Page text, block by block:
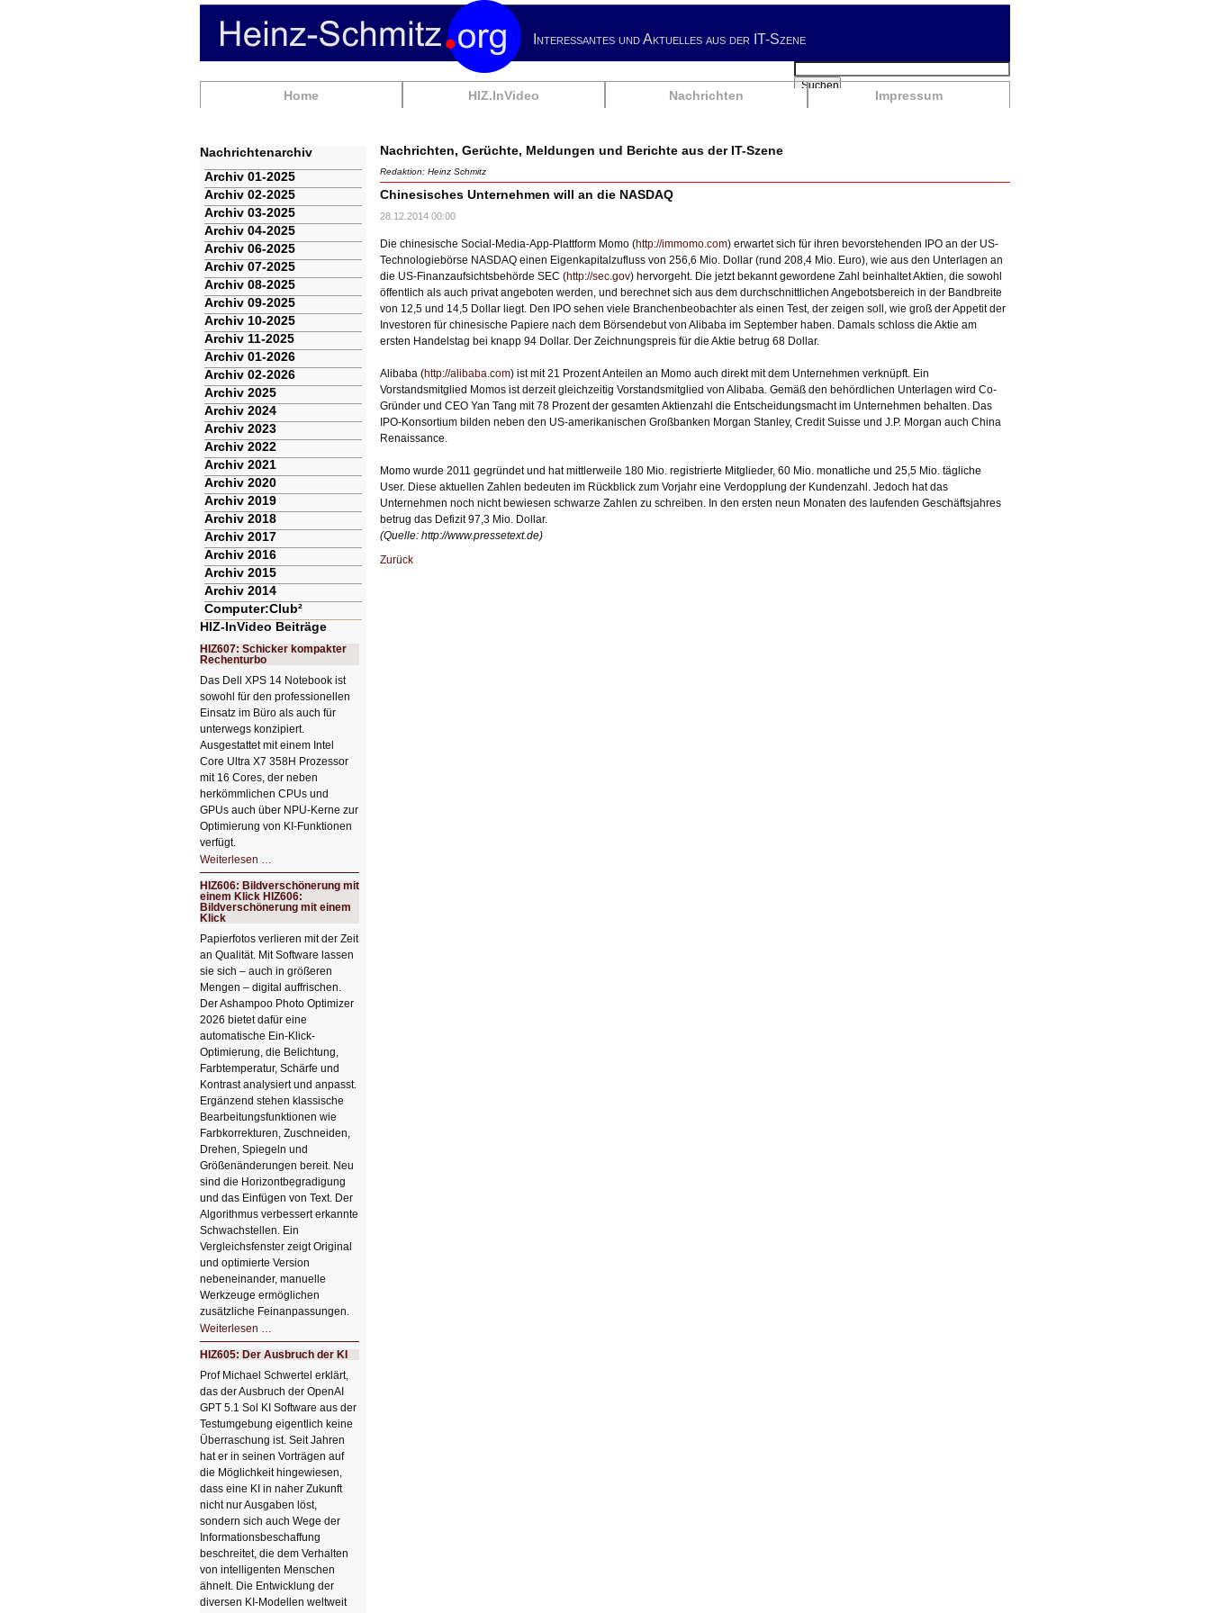
Interessantes und Aktuelles aus der IT-Szene
Navigation
Home HIZ.InVideo Nachrichten Impressum
Suchbegriffe
Suchen
Nachrichten, Gerüchte, Meldungen und Berichte aus der IT-Szene
Redaktion: Heinz Schmitz
Chinesisches Unternehmen will an die NASDAQ
28.12.2014 00:00
Die chinesische Social-Media-App-Plattform Momo (http://immomo.com) erwartet sich für ihren bevorstehenden IPO an der US-
Technologiebörse NASDAQ einen Eigenkapitalzufluss von 256,6 Mio. Dollar (rund 208,4 Mio. Euro), wie aus den Unterlagen an
die US-Finanzaufsichtsbehörde SEC (http://sec.gov) hervorgeht. Die jetzt bekannt gewordene Zahl beinhaltet Aktien, die sowohl
öffentlich als auch privat angeboten werden, und berechnet sich aus dem durchschnittlichen Angebotsbereich in der Bandbreite
von 12,5 und 14,5 Dollar liegt. Den IPO sehen viele Branchenbeobachter als einen Test, der zeigen soll, wie groß der Appetit der
Investoren für chinesische Papiere nach dem Börsendebut von Alibaba im September haben. Damals schloss die Aktie am
ersten Handelstag bei knapp 94 Dollar. Der Zeichnungspreis für die Aktie betrug 68 Dollar.
Alibaba (http://alibaba.com) ist mit 21 Prozent Anteilen an Momo auch direkt mit dem Unternehmen verknüpft. Ein
Vorstandsmitglied Momos ist derzeit gleichzeitig Vorstandsmitglied von Alibaba. Gemäß den behördlichen Unterlagen wird Co-
Gründer und CEO Yan Tang mit 78 Prozent der gesamten Aktienzahl die Entscheidungsmacht im Unternehmen behalten. Das
IPO-Konsortium bilden neben den US-amerikanischen Großbanken Morgan Stanley, Credit Suisse und J.P. Morgan auch China
Renaissance.
Momo wurde 2011 gegründet und hat mittlerweile 180 Mio. registrierte Mitglieder, 60 Mio. monatliche und 25,5 Mio. tägliche
User. Diese aktuellen Zahlen bedeuten im Rückblick zum Vorjahr eine Verdopplung der Kundenzahl. Jedoch hat das
Unternehmen noch nicht bewiesen schwarze Zahlen zu schreiben. In den ersten neun Monaten des laufenden Geschäftsjahres
betrug das Defizit 97,3 Mio. Dollar.
(Quelle: http://www.pressetext.de)
Zurück
Nachrichtenarchiv
Navigation
überspringen
Archiv 01-2025
Archiv 02-2025
Archiv 03-2025
Archiv 04-2025
Archiv 06-2025
Archiv 07-2025
Archiv 08-2025
Archiv 09-2025
Archiv 10-2025
Archiv 11-2025
Archiv 01-2026
Archiv 02-2026
Archiv 2025
Archiv 2024
Archiv 2023
Archiv 2022
Archiv 2021
Archiv 2020
Archiv 2019
Archiv 2018
Archiv 2017
Archiv 2016
Archiv 2015
Archiv 2014
Computer:Club²
HIZ-InVideo Beiträge
HIZ607: Schicker kompakter
Rechenturbo
Das Dell XPS 14 Notebook ist
sowohl für den professionellen
Einsatz im Büro als auch für
unterwegs konzipiert.
Ausgestattet mit einem Intel
Core Ultra X7 358H Prozessor
mit 16 Cores, der neben
herkömmlichen CPUs und
GPUs auch über NPU-Kerne zur
Optimierung von KI-Funktionen
verfügt.
Weiterlesen …
Schicker
kompakter
Rechenturbo
HIZ606: Bildverschönerung mit
einem Klick HIZ606:
Bildverschönerung mit einem
Klick
Papierfotos verlieren mit der Zeit
an Qualität. Mit Software lassen
sie sich – auch in größeren
Mengen – digital auffrischen.
Der Ashampoo Photo Optimizer
2026 bietet dafür eine
automatische Ein-Klick-
Optimierung, die Belichtung,
Farbtemperatur, Schärfe und
Kontrast analysiert und anpasst.
Ergänzend stehen klassische
Bearbeitungsfunktionen wie
Farbkorrekturen, Zuschneiden,
Drehen, Spiegeln und
Größenänderungen bereit. Neu
sind die Horizontbegradigung
und das Einfügen von Text. Der
Algorithmus verbessert erkannte
Schwachstellen. Ein
Vergleichsfenster zeigt Original
und optimierte Version
nebeneinander, manuelle
Werkzeuge ermöglichen
zusätzliche Feinanpassungen.
Weiterlesen …
Bildverschönerung
mit
einem
Klick
HIZ606:
Bildverschönerung
mit
einem
Klick
HIZ605: Der Ausbruch der KI
Prof Michael Schwertel erklärt,
das der Ausbruch der OpenAI
GPT 5.1 Sol KI Software aus der
Testumgebung eigentlich keine
Überraschung ist. Seit Jahren
hat er in seinen Vorträgen auf
die Möglichkeit hingewiesen,
dass eine KI in naher Zukunft
nicht nur Ausgaben löst,
sondern sich auch Wege der
Informationsbeschaffung
beschreitet, die dem Verhalten
von intelligenten Menschen
ähnelt. Die Entwicklung der
diversen KI-Modellen weltweit